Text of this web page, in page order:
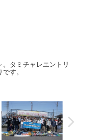
。タミチャレエントリ
す。